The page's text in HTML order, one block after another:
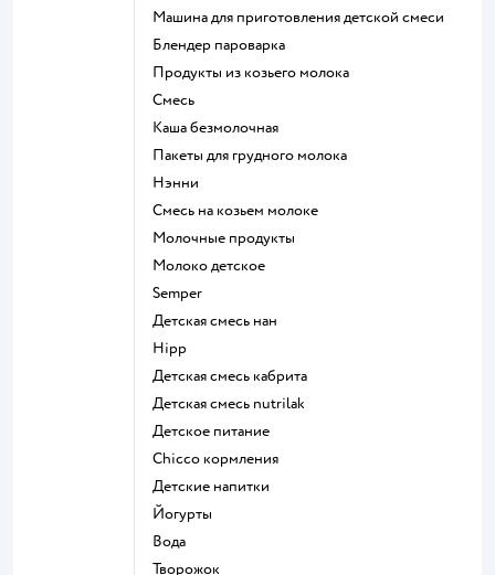
машина для приготовления детской смеси
блендер пароварка
продукты из козьего молока
смесь
каша безмолочная
пакеты для грудного молока
нэнни
смесь на козьем молоке
молочные продукты
молоко детское
semper
детская смесь нан
hipp
детская смесь кабрита
детская смесь nutrilak
детское питание
chicco кормления
детские напитки
йогурты
Вода
творожок